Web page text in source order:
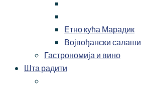
Етно кућа Марадик
Војвођански салаши
Гастрономија и вино
Шта радити